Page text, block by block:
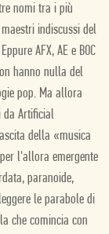
nomi tra i più
indiscussi del
AFX, AE e BOC
hanno nulla del
pop. Ma allora
da Artificial
della «musica
l'allora emergente
paranoide,
le parabole di
che comincia con